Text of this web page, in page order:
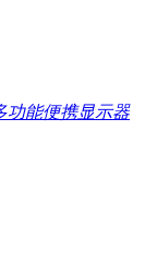
功能便携显示器